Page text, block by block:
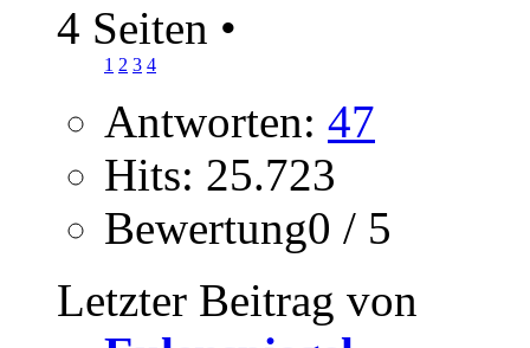
4 Seiten •
1 2 3 4
Antworten: 47
Hits: 25.723
Bewertung0 / 5
Letzter Beitrag von